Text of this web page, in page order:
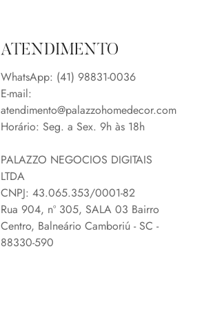
ATENDIMENTO
WhatsApp: (41) 98831-0036
E-mail:
atendimento@palazzohomedecor.com
Horário: Seg. a Sex. 9h às 18h
PALAZZO NEGOCIOS DIGITAIS
LTDA
CNPJ: 43.065.353/0001-82
Rua 904, nº 305, SALA 03 Bairro
Centro, Balneário Camboriú - SC -
88330-590